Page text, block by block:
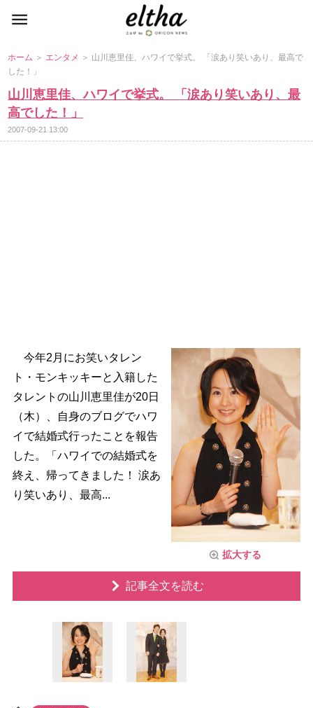
ホーム ＞ エンタメ ＞ 山川恵里佳、ハワイで挙式。 「涙あり笑いあり、最高で
した！」
山川恵里佳、ハワイで挙式。 「涙あり笑いあり、最
高でした！」
2007-09-21 13:00
拡大する
今年2月にお笑いタレン
ト・モンキッキーと入籍した
タレントの山川恵里佳が20日
（木）、自身のブログでハワ
イで結婚式行ったことを報告
した。「ハワイでの結婚式を
終え、帰ってきました！ 涙あ
り笑いあり、最高...
記事全文を読む